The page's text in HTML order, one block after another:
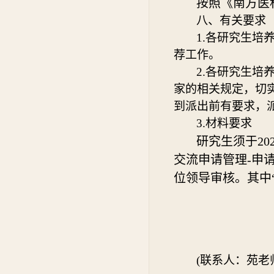
按照《南方医
八、有关要求
1.各研究生培
荐工作。
2.各研究生培
家的相关规定，切
到派出前有要求，
3.材料要求
研究生须于
交流申请管理-申
位领导审核。其
(联系人：苑老